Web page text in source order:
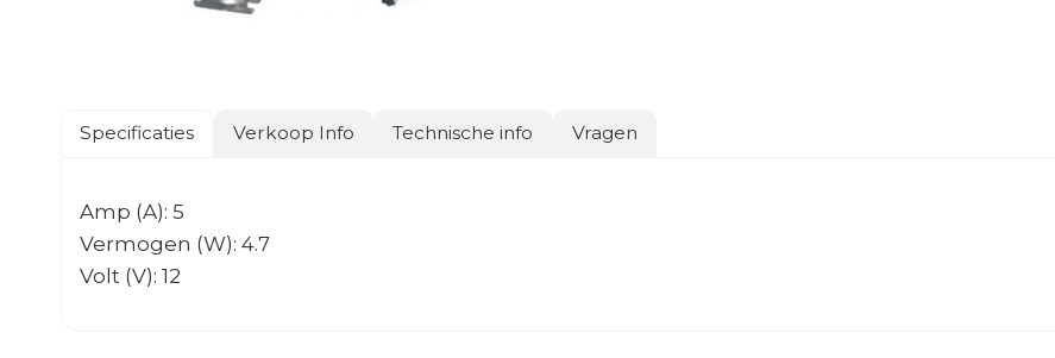
Specificaties Verkoop Info Technische info Vragen
Amp (A): 5
Vermogen (W): 4.7
Volt (V): 12